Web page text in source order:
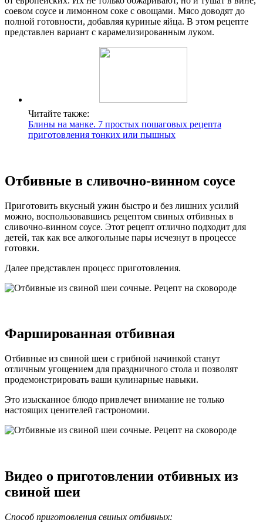
соевом соусе и лимонном соке с овощами. Мясо доводят до
полной готовности, добавляя куриные яйца. В этом рецепте
представлен вариант с карамелизированным луком.
Читайте также:
Блины на манке. 7 простых пошаговых рецепта
приготовления тонких или пышных
Отбивные в сливочно-винном соусе
Приготовить вкусный ужин быстро и без лишних усилий
можно, воспользовавшись рецептом свиных отбивных в
сливочно-винном соусе. Этот рецепт отлично подходит для
детей, так как все алкогольные пары исчезнут в процессе
готовки.
Далее представлен процесс приготовления.
Фаршированная отбивная
Отбивные из свиной шеи с грибной начинкой станут
отличным угощением для праздничного стола и позволят
продемонстрировать ваши кулинарные навыки.
Это изысканное блюдо привлечет внимание не только
настоящих ценителей гастрономии.
Видео о приготовлении отбивных из
свиной шеи
Способ приготовления свиных отбивных: